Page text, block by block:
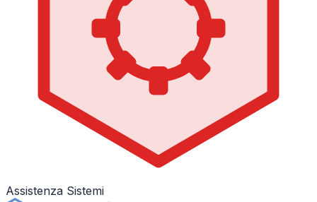
Assistenza Sistemi